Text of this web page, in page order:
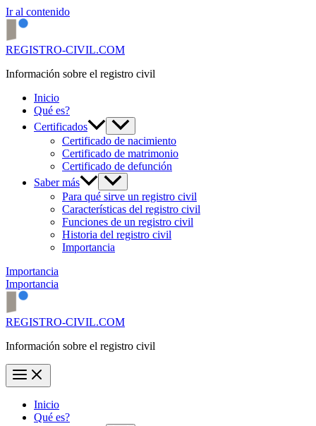
Ir al contenido
REGISTRO-CIVIL.COM
Información sobre el registro civil
Inicio
Qué es?
Certificados
Certificado de nacimiento
Certificado de matrimonio
Certificado de defunción
Saber más
Para qué sirve un registro civil
Características del registro civil
Funciones de un registro civil
Historia del registro civil
Importancia
Importancia
Importancia
REGISTRO-CIVIL.COM
Información sobre el registro civil
Inicio
Qué es?